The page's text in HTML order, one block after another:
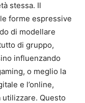
stessa. Il
forme espressive
di modellare
di gruppo,
influenzando
o meglio la
e l’online,
Questo